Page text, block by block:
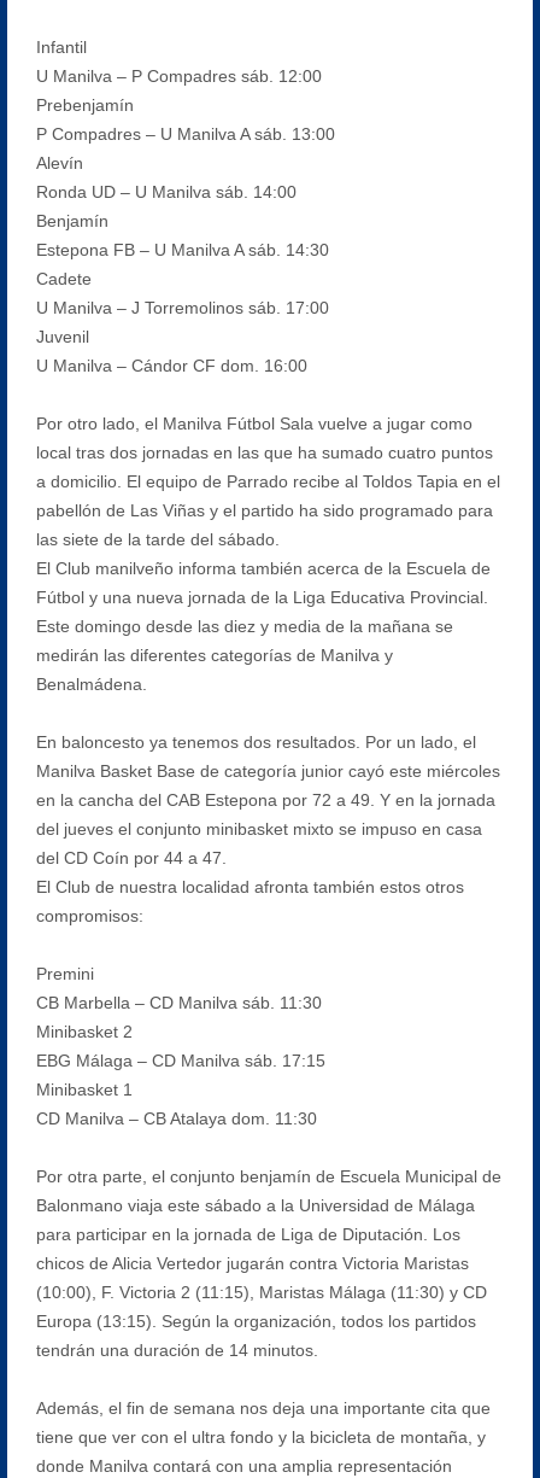
Infantil
U Manilva – P Compadres sáb. 12:00
Prebenjamín
P Compadres – U Manilva A sáb. 13:00
Alevín
Ronda UD – U Manilva sáb. 14:00
Benjamín
Estepona FB – U Manilva A sáb. 14:30
Cadete
U Manilva – J Torremolinos sáb. 17:00
Juvenil
U Manilva – Cándor CF dom. 16:00
Por otro lado, el Manilva Fútbol Sala vuelve a jugar como
local tras dos jornadas en las que ha sumado cuatro puntos
a domicilio. El equipo de Parrado recibe al Toldos Tapia en el
pabellón de Las Viñas y el partido ha sido programado para
las siete de la tarde del sábado.
El Club manilveño informa también acerca de la Escuela de
Fútbol y una nueva jornada de la Liga Educativa Provincial.
Este domingo desde las diez y media de la mañana se
medirán las diferentes categorías de Manilva y
Benalmádena.
En baloncesto ya tenemos dos resultados. Por un lado, el
Manilva Basket Base de categoría junior cayó este miércoles
en la cancha del CAB Estepona por 72 a 49. Y en la jornada
del jueves el conjunto minibasket mixto se impuso en casa
del CD Coín por 44 a 47.
El Club de nuestra localidad afronta también estos otros
compromisos:
Premini
CB Marbella – CD Manilva sáb. 11:30
Minibasket 2
EBG Málaga – CD Manilva sáb. 17:15
Minibasket 1
CD Manilva – CB Atalaya dom. 11:30
Por otra parte, el conjunto benjamín de Escuela Municipal de
Balonmano viaja este sábado a la Universidad de Málaga
para participar en la jornada de Liga de Diputación. Los
chicos de Alicia Vertedor jugarán contra Victoria Maristas
(10:00), F. Victoria 2 (11:15), Maristas Málaga (11:30) y CD
Europa (13:15). Según la organización, todos los partidos
tendrán una duración de 14 minutos.
Además, el fin de semana nos deja una importante cita que
tiene que ver con el ultra fondo y la bicicleta de montaña, y
donde Manilva contará con una amplia representación